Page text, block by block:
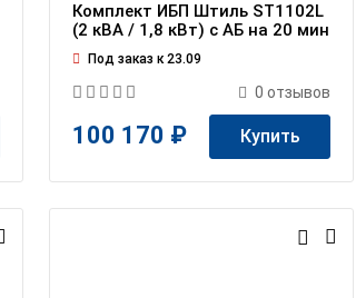
Комплект ИБП Штиль ST1102L
(2 кВА / 1,8 кВт) c АБ на 20 мин
Под заказ к 23.09
0 отзывов
100 170 ₽ Купить